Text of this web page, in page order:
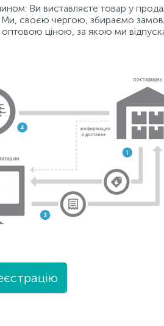
Ви виставляєте товар у
своєю чергою, збираємо
оптовою ціною, за якою ми